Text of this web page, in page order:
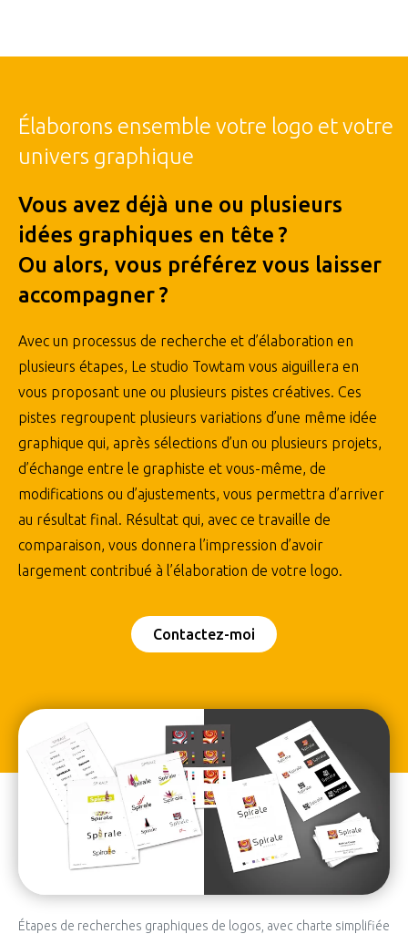
Élaborons ensemble votre logo et votre
univers graphique
Vous avez déjà une ou plusieurs
idées graphiques en tête ?
Ou alors, vous préférez vous laisser
accompagner ?
Avec un processus de recherche et d’élaboration en
plusieurs étapes, Le studio Towtam vous aiguillera en
vous proposant une ou plusieurs pistes créatives. Ces
pistes regroupent plusieurs variations d’une même idée
graphique qui, après sélections d’un ou plusieurs projets,
d’échange entre le graphiste et vous-même, de
modifications ou d’ajustements, vous permettra d’arriver
au résultat final. Résultat qui, avec ce travaille de
comparaison, vous donnera l’impression d’avoir
largement contribué à l’élaboration de votre logo.
Contactez-moi
Étapes de recherches graphiques de logos, avec charte simplifiée